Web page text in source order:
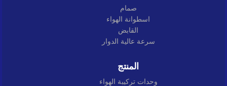
صمام
اسطوانة الهواء
القابض
سرعة عالية الدوار
المنتج
وحدات تركيبة الهواء